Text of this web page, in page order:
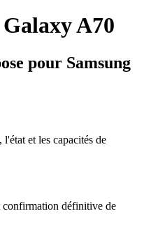
A70
pour Samsung
et les capacités de
confirmation définitive de